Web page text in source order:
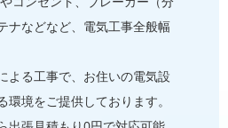
ナなどなど、電気⼯事全般幅
よる⼯事で、お住いの電気設
境をご提供しております。